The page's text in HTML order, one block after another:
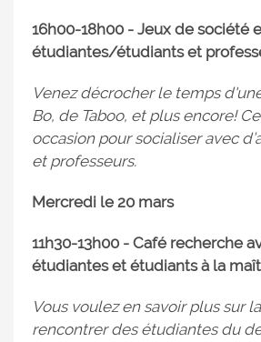
16h00-18h00 - Jeux de société
étudiantes/étudiants et
Venez décrocher le temps
Bo, de Taboo, et plus encore!
occasion pour socialiser avec
et professeurs.
Mercredi le 20 mars
11h30-13h00 - Café recherche
étudiantes et étudiants à la
Vous voulez en savoir plus sur
rencontrer des étudiantes du